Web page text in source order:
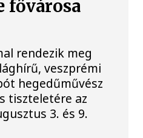
fővárosa
rendezik meg
veszprémi
hegedűművész
tiszteletére az
3. és 9.